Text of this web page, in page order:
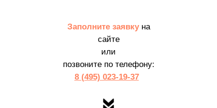
Заполните заявкуна
сайте
или
позвоните по телефону:
8 (495) 023-19-37